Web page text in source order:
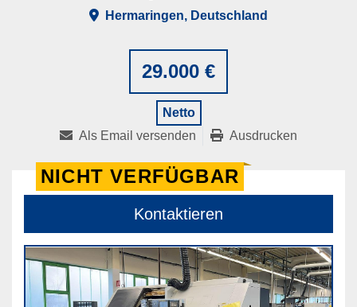
29.000 €
Netto
Hermaringen, Deutschland
Als Email versenden Ausdrucken
NICHT VERFÜGBAR
Kontaktieren